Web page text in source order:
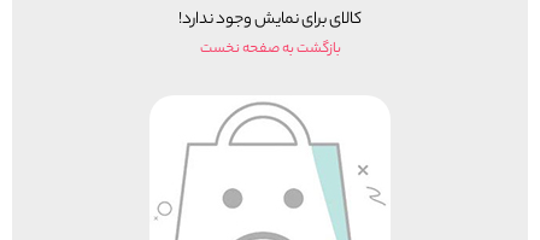
کالای برای نمایش وجود ندارد!
بازگشت به صفحه نخست